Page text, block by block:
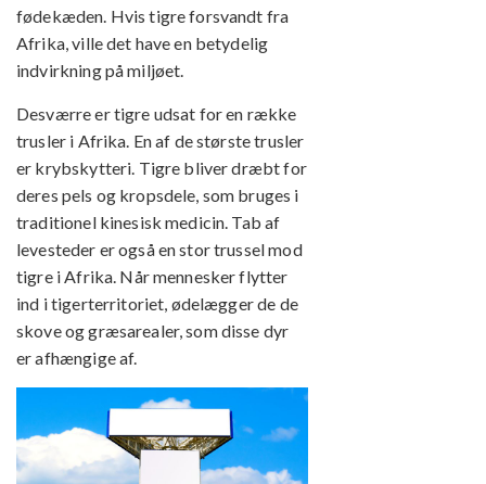
fødekæden. Hvis tigre forsvandt fra
Afrika, ville det have en betydelig
indvirkning på miljøet.
Desværre er tigre udsat for en række
trusler i Afrika. En af de største trusler
er krybskytteri. Tigre bliver dræbt for
deres pels og kropsdele, som bruges i
traditionel kinesisk medicin. Tab af
levesteder er også en stor trussel mod
tigre i Afrika. Når mennesker flytter
ind i tigerterritoriet, ødelægger de de
skove og græsarealer, som disse dyr
er afhængige af.